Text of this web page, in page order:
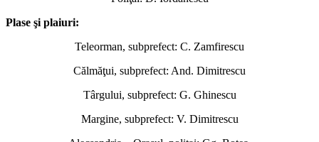
Plase şi plaiuri:
Teleorman, subprefect: C. Zamfirescu
Călmăţui, subprefect: And. Dimitrescu
Târgului, subprefect: G. Ghinescu
Margine, subprefect: V. Dimitrescu